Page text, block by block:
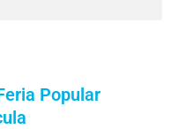
Popular